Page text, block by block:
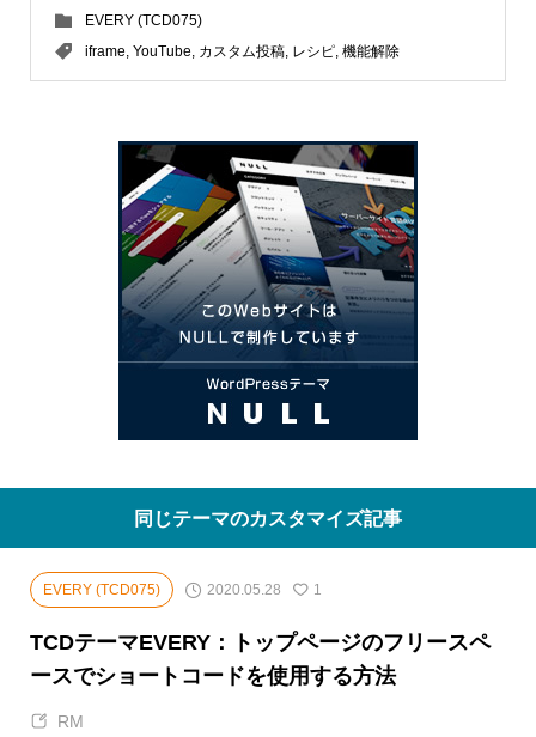
EVERY (TCD075)
iframe, YouTube, カスタム投稿, レシピ, 機能解除
同じテーマのカスタマイズ記事
EVERY (TCD075) 2020.05.28 1
TCDテーマEVERY：トップページのフリースペ
ースでショートコードを使用する方法
RM